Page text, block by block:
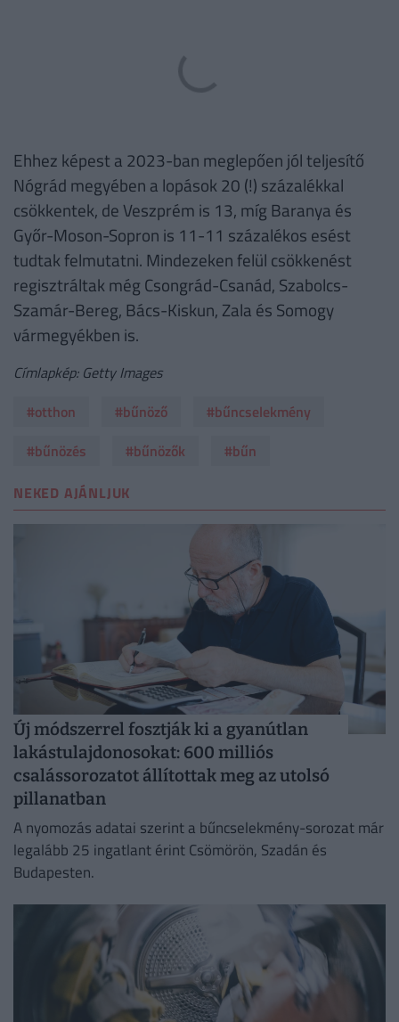
Ehhez képest a 2023-ban meglepően jól teljesítő
Nógrád megyében a lopások 20 (!) százalékkal
csökkentek, de Veszprém is 13, míg Baranya és
Győr-Moson-Sopron is 11-11 százalékos esést
tudtak felmutatni. Mindezeken felül csökkenést
regisztráltak még Csongrád-Csanád, Szabolcs-
Szamár-Bereg, Bács-Kiskun, Zala és Somogy
vármegyékben is.
Címlapkép: Getty Images
#otthon
#bűnöző
#bűncselekmény
#bűnözés
#bűnözők
#bűn
NEKED AJÁNLJUK
Új módszerrel fosztják ki a gyanútlan
lakástulajdonosokat: 600 milliós
csalássorozatot állítottak meg az utolsó
pillanatban
A nyomozás adatai szerint a bűncselekmény-sorozat már
legalább 25 ingatlant érint Csömörön, Szadán és
Budapesten.